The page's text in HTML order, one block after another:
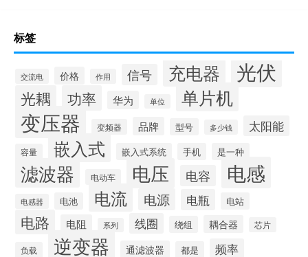
标签
交流电 价格 作用 信号 充电器 光伏
光耦 功率 华为 单位 单片机
变压器 变频器 品牌 型号 多少钱 太阳能
容量 嵌入式 嵌入式系统 手机 是一种
滤波器 电动车 电压 电容 电感
电感器 电池 电流 电源 电瓶 电站
电路 电阻 系列 线圈 绕组 耦合器 芯片
负载 逆变器 通滤波器 都是 频率